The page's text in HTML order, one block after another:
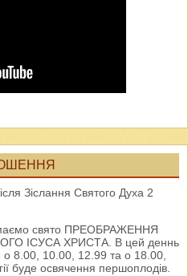
Зіслання Святого Духа 2
маємо свято ПРЕОБРАЖЕННЯ
ІСУСА ХРИСТА. В цей деннь
о 8.00, 10.00, 12.99 та о 18.00,
буде освячення першоплодів.